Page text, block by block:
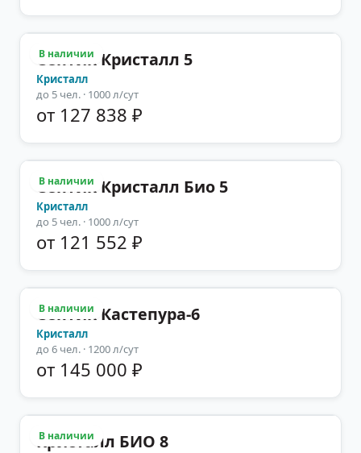
В наличии
Септик Кристалл 5
Кристалл
до 5 чел. · 1000 л/сут
от 127 838 ₽
В наличии
Септик Кристалл Био 5
Кристалл
до 5 чел. · 1000 л/сут
от 121 552 ₽
В наличии
Септик Кастепура-6
Кристалл
до 6 чел. · 1200 л/сут
от 145 000 ₽
В наличии
Кристалл БИО 8